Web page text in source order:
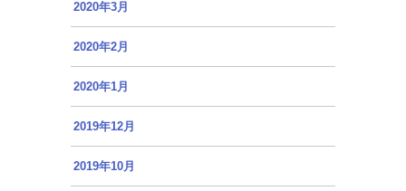
2020年3月
2020年2月
2020年1月
2019年12月
2019年10月